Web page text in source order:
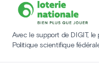
Avec le support de DIGIT,
Politique scientifique